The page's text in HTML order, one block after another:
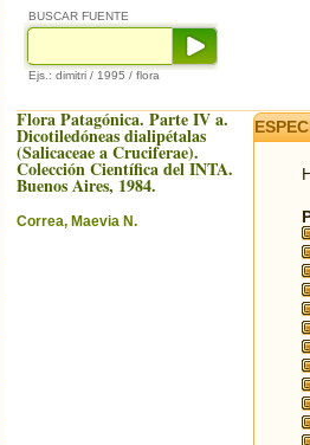
BUSCAR FUENTE
Ejs.: dimitri / 1995 / flora
Flora Patagónica. Parte IV a.
Dicotiledóneas dialipétalas
(Salicaceae a Cruciferae).
Colección Científica del INTA.
Buenos Aires, 1984.
Correa, Maevia N.